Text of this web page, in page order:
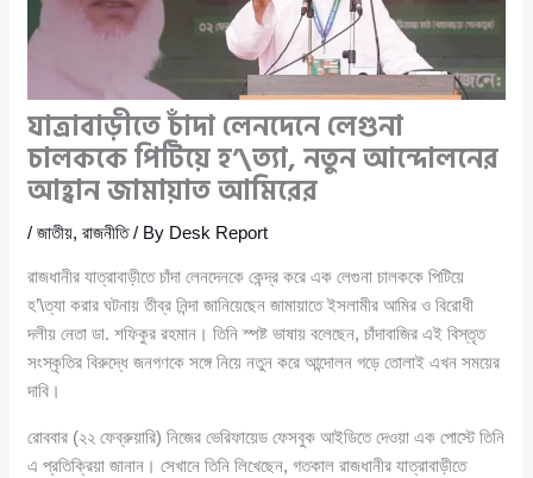
যাত্রাবাড়ীতে চাঁদা লেনদেনে লেগুনা
চালককে পিটিয়ে হ’\ত্যা, নতুন আন্দোলনের
আহ্বান জামায়াত আমিরের
/জাতীয়,রাজনীতি/ By Desk Report
রাজধানীর যাত্রাবাড়ীতে চাঁদা লেনদেনকে কেন্দ্র করে এক লেগুনা চালককে পিটিয়ে
হ’\ত্যা করার ঘটনায় তীব্র নিন্দা জানিয়েছেন জামায়াতে ইসলামীর আমির ও বিরোধী
দলীয় নেতা ডা. শফিকুর রহমান। তিনি স্পষ্ট ভাষায় বলেছেন, চাঁদাবাজির এই বিস্তৃত
সংস্কৃতির বিরুদ্ধে জনগণকে সঙ্গে নিয়ে নতুন করে আন্দোলন গড়ে তোলাই এখন সময়ের
দাবি।
রোববার (২২ ফেব্রুয়ারি) নিজের ভেরিফায়েড ফেসবুক আইডিতে দেওয়া এক পোস্টে তিনি
এ প্রতিক্রিয়া জানান। সেখানে তিনি লিখেছেন, গতকাল রাজধানীর যাত্রাবাড়ীতে